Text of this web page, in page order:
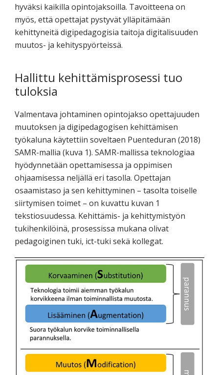
hyväksi kaikilla opintojaksoilla. Tavoitteena on
myös, että opettajat pystyvät ylläpitämään
kehittyneitä digipedagogisia taitoja digitalisuuden
muutos- ja kehityspyörteissä.
Hallittu kehittämisprosessi tuo
tuloksia
Valmentava johtaminen opintojakso opettajuuden
muutoksen ja digipedagogisen kehittämisen
työkaluna käytettiin soveltaen Puenteduran (2018)
SAMR-mallia (kuva 1). SAMR-mallissa teknologiaa
hyödynnetään opettamisessa ja oppimisen
ohjaamisessa neljällä eri tasolla. Opettajan
osaamistaso ja sen kehittyminen – tasolta toiselle
siirtymisen toimet – on kuvattu kuvan 1
tekstiosuudessa. Kehittämis- ja kehittymistyön
tukihenkilöinä, prosessissa mukana olivat
pedagoiginen tuki, ict-tuki sekä kollegat.